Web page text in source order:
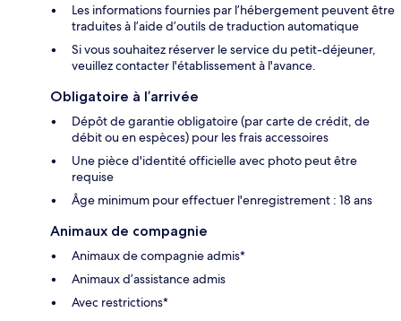
Les informations fournies par l’hébergement peuvent être
traduites à l’aide d’outils de traduction automatique
Si vous souhaitez réserver le service du petit-déjeuner,
veuillez contacter l'établissement à l'avance.
Obligatoire à l’arrivée
Dépôt de garantie obligatoire (par carte de crédit, de
débit ou en espèces) pour les frais accessoires
Une pièce d'identité officielle avec photo peut être
requise
Âge minimum pour effectuer l'enregistrement : 18 ans
Animaux de compagnie
Animaux de compagnie admis*
Animaux d’assistance admis
Avec restrictions*